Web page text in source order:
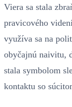
Viera sa stala
pravicového
využíva sa na
obyčajnú naivitu,
stala symbolom
kontaktu so